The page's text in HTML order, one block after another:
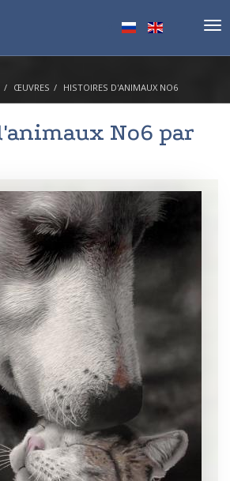
ŒUVRES HISTOIRES D'ANIMAUX NO6
No6 par